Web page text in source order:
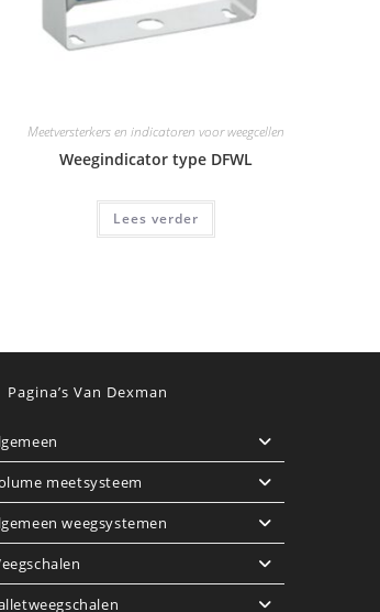
Meetversterkers en indicatoren voor weegcellen
Weegindicator type DFWL
Lees verder
Pagina’s Van Dexman
meetsysteem
weegsystemen